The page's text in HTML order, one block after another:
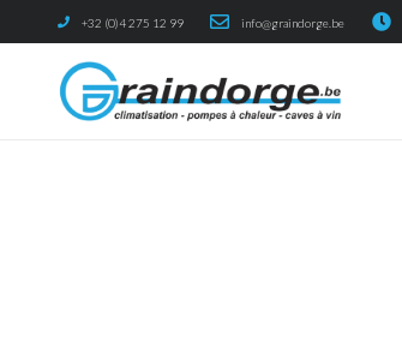
+32 (0)4 275 12 99 info@graindorge.be